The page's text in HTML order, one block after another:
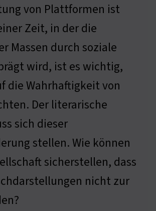
von Plattformen ist
Zeit, in der die
Massen durch soziale
wird, ist es wichtig,
die Wahrhaftigkeit von
Der literarische
sich dieser
stellen. Wie können
sicherstellen, dass
nicht zur